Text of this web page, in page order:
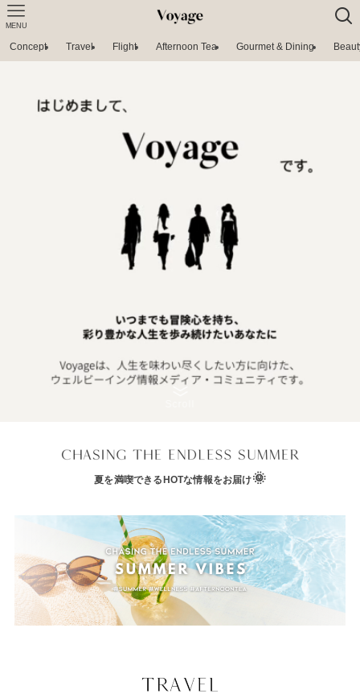
MENU
Concept Travel Flight Afternoon Tea Gourmet & Dining
夏を満喫できるHOTな情報をお届け🌞